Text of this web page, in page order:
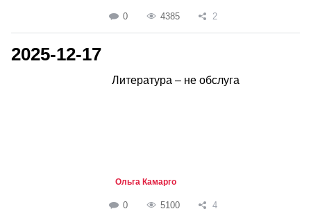
0 4385 2
2025-12-17
Литература – не обслуга
Ольга Камарго
0 5100 4